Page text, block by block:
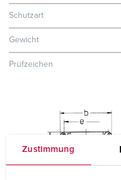
Zustimmung
Schutzart
Gewicht
Prüfzeichen